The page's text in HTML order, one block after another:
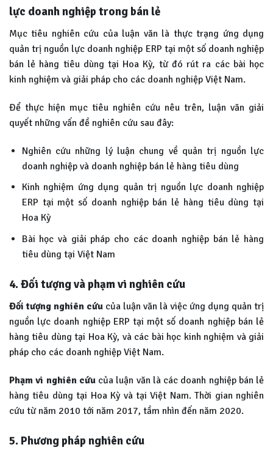
lực doanh nghiệp trong bán lẻ
Mục tiêu nghiên cứu của luận văn là thực trạng ứng dụng
quản trị nguồn lực doanh nghiệp ERP tại một số doanh nghiệp
bán lẻ hàng tiêu dùng tại Hoa Kỳ, từ đó rút ra các bài học
kinh nghiệm và giải pháp cho các doanh nghiệp Việt Nam.
Để thực hiện mục tiêu nghiên cứu nêu trên, luận văn giải
quyết những vấn đề nghiên cứu sau đây:
Nghiên cứu những lý luận chung về quản trị nguồn lực
doanh nghiệp và doanh nghiệp bán lẻ hàng tiêu dùng
Kinh nghiệm ứng dụng quản trị nguồn lực doanh nghiệp
ERP tại một số doanh nghiệp bán lẻ hàng tiêu dùng tại
Hoa Kỳ
Bài học và giải pháp cho các doanh nghiệp bán lẻ hàng
tiêu dùng tại Việt Nam
4. Đối tượng và phạm vi nghiên cứu
Đối tượng nghiên cứu của luận văn là việc ứng dụng quản trị
nguồn lực doanh nghiệp ERP tại một số doanh nghiệp bán lẻ
hàng tiêu dùng tại Hoa Kỳ, và các bài học kinh nghiệm và giải
pháp cho các doanh nghiệp Việt Nam.
Phạm vi nghiên cứucủa luận văn là các doanh nghiệp bán lẻ
hàng tiêu dùng tại Hoa Kỳ và tại Việt Nam. Thời gian nghiên
cứu từ năm 2010 tới năm 2017, tầm nhìn đến năm 2020.
5. Phương pháp nghiên cứu